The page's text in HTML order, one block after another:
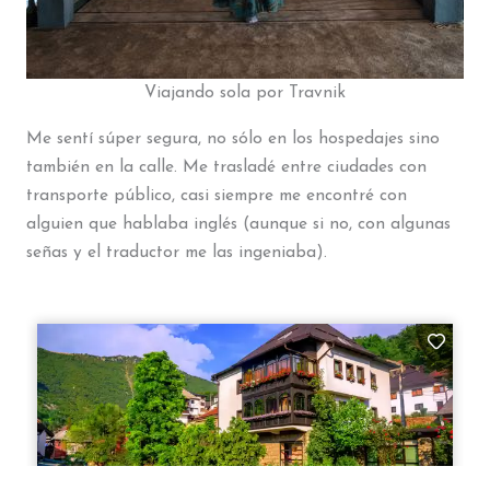
Viajando sola por Travnik
Me sentí súper segura, no sólo en los hospedajes sino
también en la calle. Me trasladé entre ciudades con
transporte público, casi siempre me encontré con
alguien que hablaba inglés (aunque si no, con algunas
señas y el traductor me las ingeniaba).